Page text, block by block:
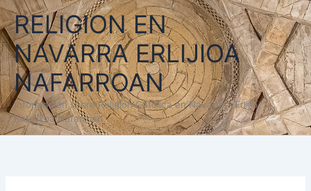
Ir
al
contenido
RELIGION EN
NAVARRA ERLIJIOA
NAFARROAN
Información sobre Religión Católica en Navarra - Erlijio
Katolikoa Nafarroan